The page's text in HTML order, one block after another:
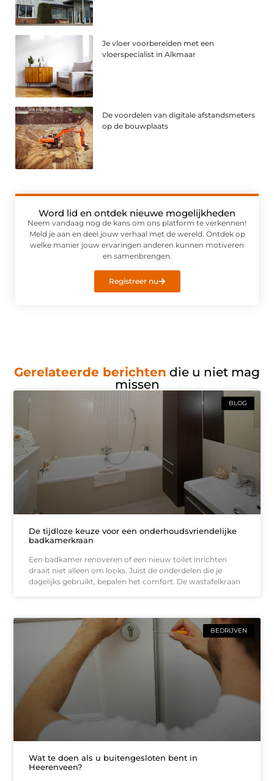
Je vloer voorbereiden met een
vloerspecialist in Alkmaar
De voordelen van digitale afstandsmeters
op de bouwplaats
Word lid en ontdek nieuwe mogelijkheden
Neem vandaag nog de kans om ons platform te verkennen!
Meld je aan en deel jouw verhaal met de wereld. Ontdek op
welke manier jouw ervaringen anderen kunnen motiveren
en samenbrengen.
Registreer nu
Gerelateerde berichten die u niet mag
missen
BLOG
De tijdloze keuze voor een onderhoudsvriendelijke
badkamerkraan
Een badkamer renoveren of een nieuw toilet inrichten
draait niet alleen om looks. Juist de onderdelen die je
dagelijks gebruikt, bepalen het comfort. De wastafelkraan
BEDRIJVEN
Wat te doen als u buitengesloten bent in
Heerenveen?